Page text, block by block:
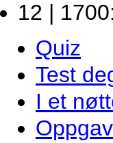
12 |
Quiz
Test
I et